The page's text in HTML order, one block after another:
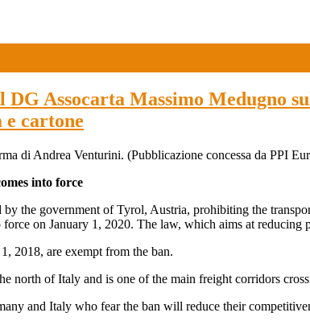
Assocarta Massimo Medugno
cartone
di Andrea Venturini. (Pubblicazione concessa da PPI
into force
the government of Tyrol, Austria, prohibiting the
on January 1, 2020. The law, which aims at
2018, are exempt from the ban.
north of Italy and is one of the main freight corridors
and Italy who fear the ban will reduce their